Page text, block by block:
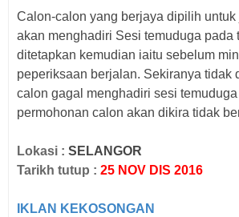
Calon-calon yang berjaya dipilih
akan menghadiri Sesi temuduga pada
ditetapkan kemudian iaitu sebelum
peperiksaan berjalan. Sekiranya tidak
calon gagal menghadiri sesi temuduga
permohonan calon akan dikira tidak
Lokasi : SELANGOR
Tarikh tutup : 25 NOV DIS 2016
IKLAN KEKOSONGAN